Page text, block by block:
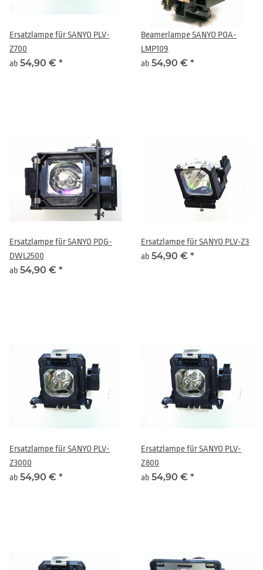
Ersatzlampe für SANYO PLV-
Z700
ab 54,90 € *
Beamerlampe SANYO POA-
LMP109
ab 54,90 € *
Ersatzlampe für SANYO PDG-
DWL2500
ab 54,90 € *
Ersatzlampe für SANYO PLV-Z3
ab 54,90 € *
Ersatzlampe für SANYO PLV-
Z3000
ab 54,90 € *
Ersatzlampe für SANYO PLV-
Z800
ab 54,90 € *